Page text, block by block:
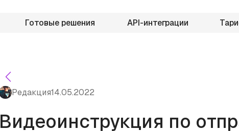
Готовые решения API-интеграции
Редакция14.05.2022
Видеоинструкция по